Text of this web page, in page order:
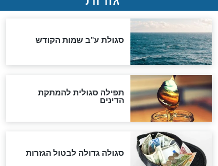
ההסכם החשאי של טראמפ
ואיראן: בלי שקיפות ועם הרבה
סימני שאלה
המסמך האבוד שנחשף
במרתפי מוסקבה: כתב היד
הנדיר של הרשב"ם התגלה